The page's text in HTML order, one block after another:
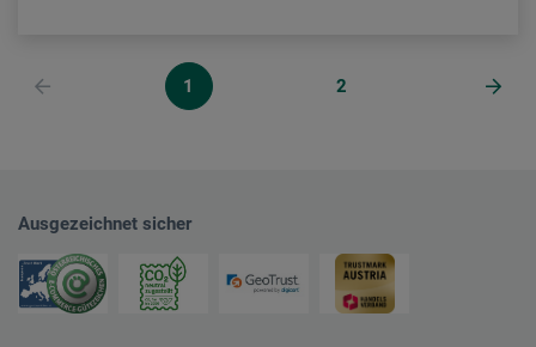
1 2
Ausgezeichnet sicher